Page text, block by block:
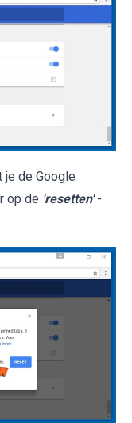
je de Google
op de 'resetten' -